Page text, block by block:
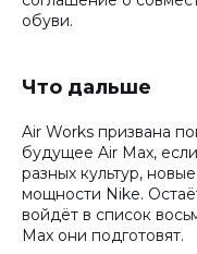
обуви.
Что дальше
Air Works призвана
будущее Air Max,
разных культур,
мощности Nike.
войдёт в список
Max они подготовят.